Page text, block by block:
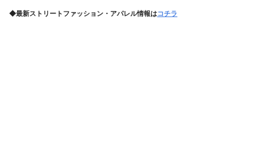
◆最新ストリートファッション・アパレル情報はコチラ